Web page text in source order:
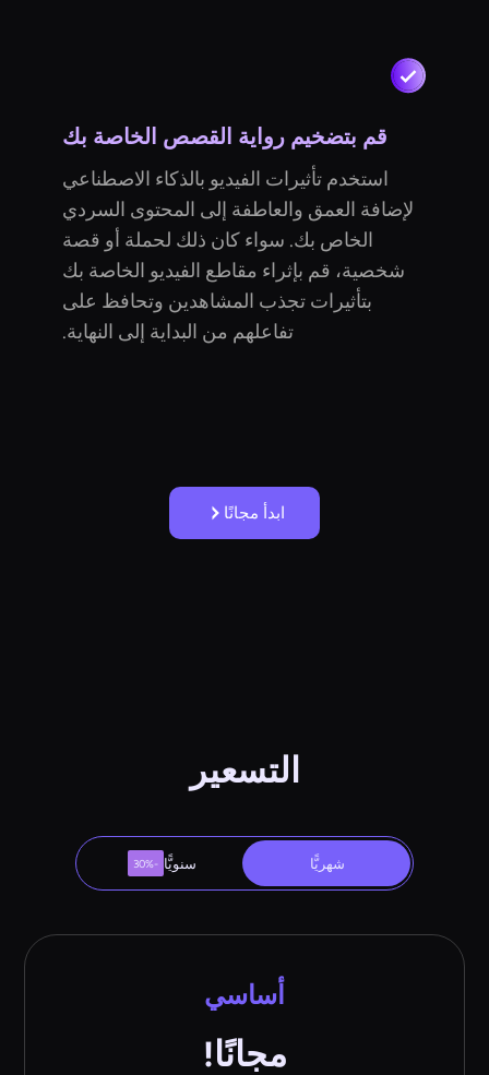
قم بتضخيم رواية القصص الخاصة بك
استخدم تأثيرات الفيديو بالذكاء الاصطناعي
لإضافة العمق والعاطفة إلى المحتوى السردي
الخاص بك. سواء كان ذلك لحملة أو قصة
شخصية، قم بإثراء مقاطع الفيديو الخاصة بك
بتأثيرات تجذب المشاهدين وتحافظ على
تفاعلهم من البداية إلى النهاية.
ابدأ مجانًا
التسعير
شهريًّا سنويًّا -30%
أساسي
مجانًا!